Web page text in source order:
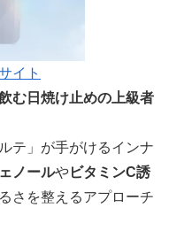
イト
む日焼け止めの上級者
テ」が手がけるインナ
ノールやビタミンC誘
さを整えるアプローチ